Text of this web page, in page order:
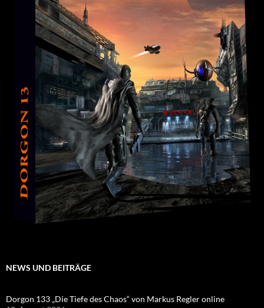
NEWS UND BEITRÄGE
Dorgon 133 „Die Tiefe des Chaos“ von Markus Regler online